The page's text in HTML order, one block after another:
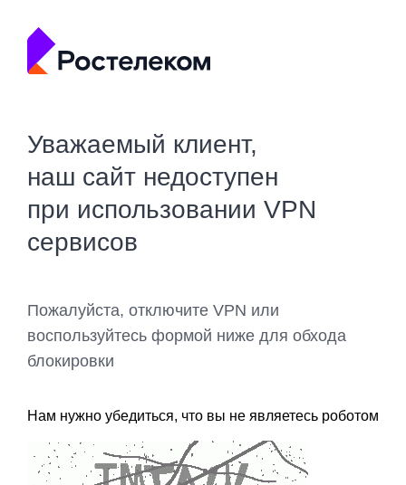
Уважаемый клиент,
наш сайт недоступен
при использовании VPN
сервисов
Пожалуйста, отключите VPN или
воспользуйтесь формой ниже для обхода
блокировки
Нам нужно убедиться, что вы не являетесь роботом